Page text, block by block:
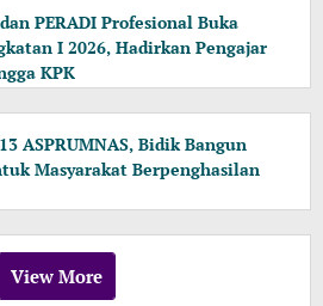
PERADI Profesional Buka
I 2026, Hadirkan Pengajar
KPK
ASPRUMNAS, Bidik Bangun
Masyarakat Berpenghasilan
View More